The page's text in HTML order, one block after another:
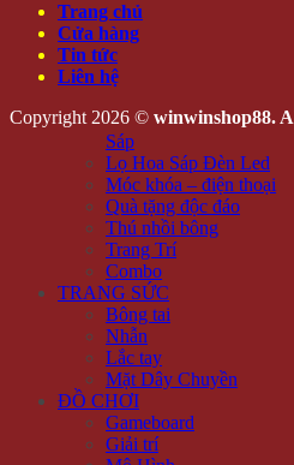
Trang chủ
Cửa hàng
Tin tức
Liên hệ
Copyright 2026 © winwinshop88.
Sáp
Lọ Hoa Sáp Đèn Led
Móc khóa – điện thoại
Quà tặng độc đáo
Thú nhồi bông
Trang Trí
Combo
TRANG SỨC
Bông tai
Nhẫn
Lắc tay
Mặt Dây Chuyền
ĐỒ CHƠI
Gameboard
Giải trí